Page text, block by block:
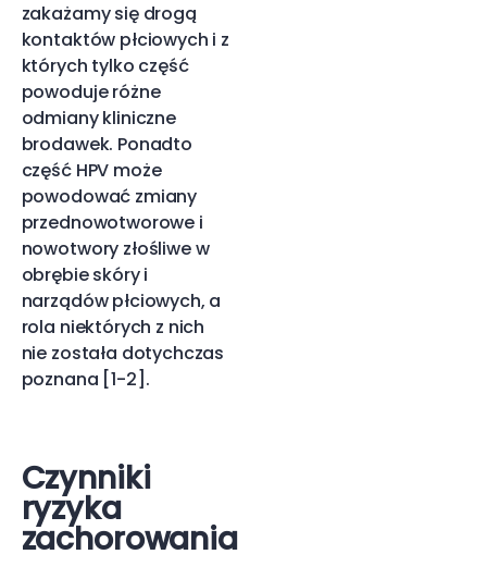
zakażamy się drogą
kontaktów płciowych i z
których tylko część
powoduje różne
odmiany kliniczne
brodawek. Ponadto
część HPV może
powodować zmiany
przednowotworowe i
nowotwory złośliwe w
obrębie skóry i
narządów płciowych, a
rola niektórych z nich
nie została dotychczas
poznana [1-2].
Czynniki
ryzyka
zachorowania